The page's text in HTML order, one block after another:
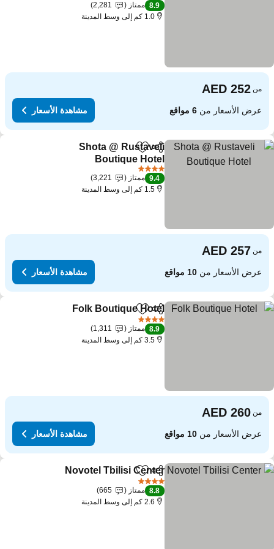
8.9 ممتاز
2,281
1.0 كم إلى وسط المدينة
من
عرض الأسعار من6 مواقع مشاهدة الأسعار
مشاركةAdd to favorites
Shota @ Rustaveli
Boutique Hotel
مشاهدة الأسعار
9.4 ممتاز
3,221
1.5 كم إلى وسط المدينة
من
عرض الأسعار من10 مواقع مشاهدة الأسعار
مشاركةAdd to favorites
Folk Boutique Hotel
8.9 ممتاز
1,311
3.5 كم إلى وسط المدينة
من
عرض الأسعار من10 مواقع مشاهدة الأسعار
مشاركةAdd to favorites
Novotel Tbilisi Center
8.8 ممتاز
665
2.6 كم إلى وسط المدينة